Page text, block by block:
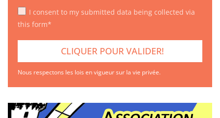
I consent to my submitted data being collected via
this form*
Nous respectons les lois en vigueur sur la vie privée.